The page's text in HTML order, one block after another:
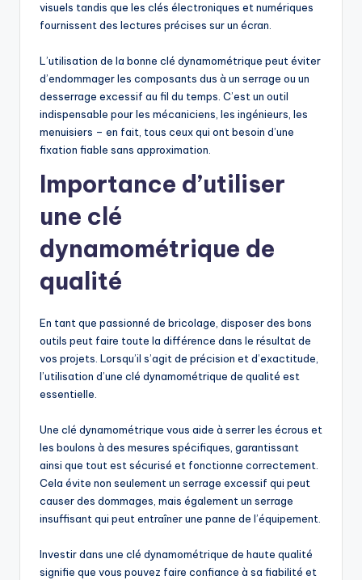
visuels tandis que les clés électroniques et numériques
fournissent des lectures précises sur un écran.
L’utilisation de la bonne clé dynamométrique peut éviter
d’endommager les composants dus à un serrage ou un
desserrage excessif au fil du temps. C’est un outil
indispensable pour les mécaniciens, les ingénieurs, les
menuisiers – en fait, tous ceux qui ont besoin d’une
fixation fiable sans approximation.
Importance d’utiliser
une clé
dynamométrique de
qualité
En tant que passionné de bricolage, disposer des bons
outils peut faire toute la différence dans le résultat de
vos projets. Lorsqu’il s’agit de précision et d’exactitude,
l’utilisation d’une clé dynamométrique de qualité est
essentielle.
Une clé dynamométrique vous aide à serrer les écrous et
les boulons à des mesures spécifiques, garantissant
ainsi que tout est sécurisé et fonctionne correctement.
Cela évite non seulement un serrage excessif qui peut
causer des dommages, mais également un serrage
insuffisant qui peut entraîner une panne de l’équipement.
Investir dans une clé dynamométrique de haute qualité
signifie que vous pouvez faire confiance à sa fiabilité et